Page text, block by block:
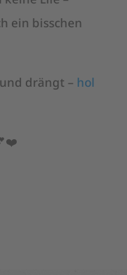
ein bisschen
drängt – hol